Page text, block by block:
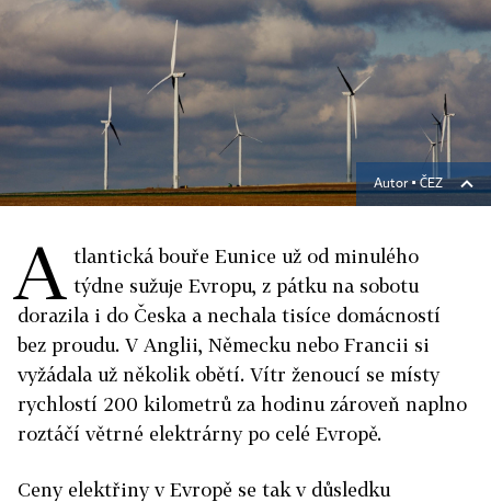
Autor ▪ČEZ
A tlantická bouře Eunice už od minulého
týdne sužuje Evropu, z pátku na sobotu
dorazila i do Česka a nechala tisíce domácností
bez proudu. V Anglii, Německu nebo Francii si
vyžádala už několik obětí. Vítr ženoucí se místy
rychlostí 200 kilometrů za hodinu zároveň naplno
roztáčí větrné elektrárny po celé Evropě.
Ceny elektřiny v Evropě se tak v důsledku